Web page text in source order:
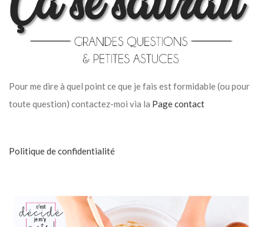
Pour me dire à quel point ce que je fais est formidable (ou pour
toute question) contactez-moi via la Page contact
Politique de confidentialité